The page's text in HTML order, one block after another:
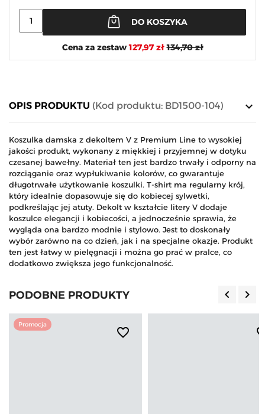
DO KOSZYKA
Cena za zestaw127,97 zł134,70 zł
keyboard_arrow_down
OPIS PRODUKTU (Kod produktu: BD1500-104)
Koszulka damska z dekoltem V z Premium Line to wysokiej
jakości produkt, wykonany z miękkiej i przyjemnej w dotyku
czesanej bawełny. Materiał ten jest bardzo trwały i odporny na
rozciąganie oraz wypłukiwanie kolorów, co gwarantuje
długotrwałe użytkowanie koszulki. T-shirt ma regularny krój,
który idealnie dopasowuje się do kobiecej sylwetki,
podkreślając jej atuty. Dekolt w kształcie litery V dodaje
koszulce elegancji i kobiecości, a jednocześnie sprawia, że
wygląda ona bardzo modnie i stylowo. Jest to doskonały
wybór zarówno na co dzień, jak i na specjalne okazje. Produkt
ten jest łatwy w pielęgnacji i można go prać w pralce, co
dodatkowo zwiększa jego funkcjonalność.
PODOBNE PRODUKTY keyboard_arrow_left keyboard_arrow_right
Promocja
favorite_border